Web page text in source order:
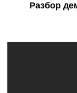
Разбор